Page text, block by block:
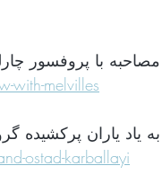
مصاحبه با پروفسور
with-melvilles
به یاد یاران پرکشیده
ostad-karballayi